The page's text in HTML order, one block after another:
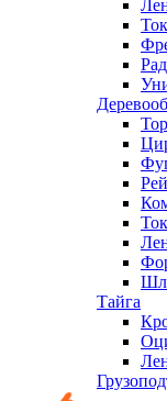
Тайга